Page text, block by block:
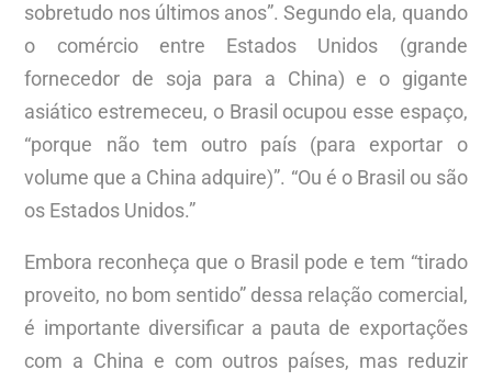
sobretudo nos últimos anos”. Segundo ela, quando
o comércio entre Estados Unidos (grande
fornecedor de soja para a China) e o gigante
asiático estremeceu, o Brasil ocupou esse espaço,
“porque não tem outro país (para exportar o
volume que a China adquire)”. “Ou é o Brasil ou são
os Estados Unidos.”
Embora reconheça que o Brasil pode e tem “tirado
proveito, no bom sentido” dessa relação comercial,
é importante diversificar a pauta de exportações
com a China e com outros países, mas reduzir